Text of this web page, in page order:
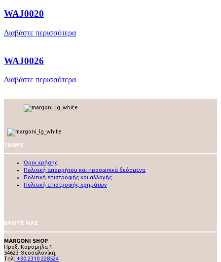
WAJ0020
Διαβάστε περισσότερα
WAJ0026
Διαβάστε περισσότερα
TERMS
Όροι χρήσης
Πολιτική απορρήτου και προσωπικά δεδομένα
Πολιτική επιστροφής και αλλαγής
Πολιτική επιστροφής χρημάτων
ΒΡΕΙΤΕ ΜΑΣ
MARGONI SHOP
Προξ. Κορομηλα 1.
54623 Θεσσαλονίκη,
Tηλ: +30 2310 228524